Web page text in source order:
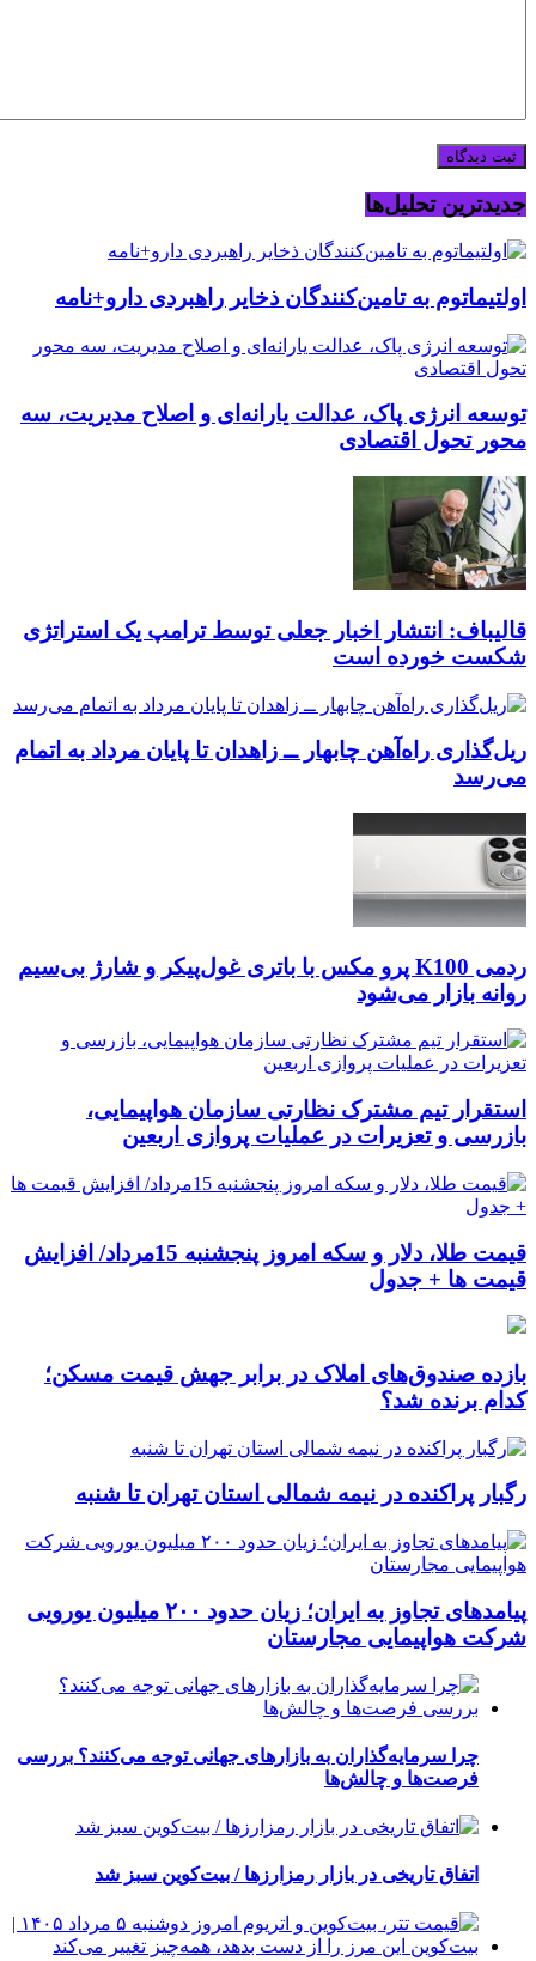
جدیدترین تحلیل‌ها
اولتیماتوم به تامین‌کنندگان ذخایر راهبردی دارو+نامه
توسعه انرژی پاک، عدالت یارانه‌ای و اصلاح مدیریت، سه
محور تحول اقتصادی
قالیباف: انتشار اخبار جعلی توسط ترامپ یک استراتژی
شکست خورده است
ریل‌گذاری راه‌آهن چابهار ــ زاهدان تا پایان مرداد به اتمام
می‌رسد
ردمی K100 پرو مکس با باتری غول‌پیکر و شارژ بی‌سیم
روانه بازار می‌شود
استقرار تیم مشترک نظارتی سازمان هواپیمایی،
بازرسی و تعزیرات در عملیات پروازی اربعین
قیمت طلا، دلار و سکه امروز پنجشنبه 15مرداد/ افزایش
قیمت ها + جدول
بازده صندوق‌های املاک در برابر جهش قیمت مسکن؛
کدام برنده شد؟
رگبار پراکنده در نیمه شمالی استان تهران تا شنبه
پیامدهای تجاوز به ایران؛ زیان حدود ۲۰۰ میلیون یورویی
شرکت هواپیمایی مجارستان
چرا سرمایه‌گذاران به بازارهای جهانی توجه می‌کنند؟ بررسی
فرصت‌ها و چالش‌ها
اتفاق تاریخی در بازار رمزارزها / بیت‌کوین سبز شد